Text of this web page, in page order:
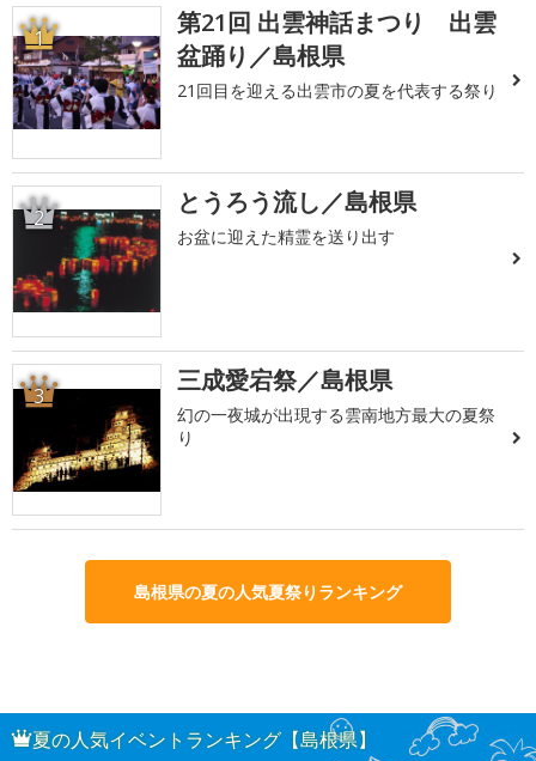
1
第21回 出雲神話まつり 出雲
盆踊り／島根県
21回目を迎える出雲市の夏を代表する祭り
2 とうろう流し／島根県
お盆に迎えた精霊を送り出す
3 三成愛宕祭／島根県
幻の一夜城が出現する雲南地方最大の夏祭
り
島根県の夏の人気夏祭りランキング
夏の人気イベントランキング【島根県】